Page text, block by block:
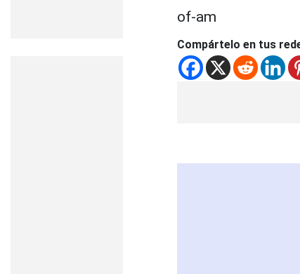
of-am
Compártelo en tus